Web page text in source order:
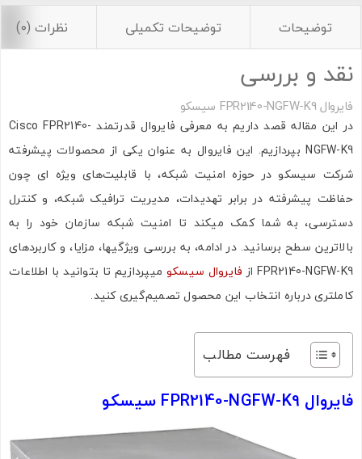
توضیحات توضیحات تکمیلی نظرات (0)
نقد و بررسی
فایروال FPR2140-NGFW-K9 سیسکو
در این مقاله قصد داریم به معرفی فایروال قدرتمند Cisco FPR2140-
NGFW-K9 بپردازیم. این فایروال به عنوان یکی از محصولات پیشرفته
شرکت سیسکو در حوزه امنیت شبکه، با قابلیت‌های ویژه‌ ای چون
حفاظت پیشرفته در برابر تهدیدات، مدیریت ترافیک شبکه، و کنترل
دسترسی، به شما کمک میکند تا امنیت شبکه سازمان خود را به
بالاترین سطح برسانید. در ادامه، به بررسی ویژگیها، مزایا، و کاربردهای
FPR2140-NGFW-K9 از
فایروال سیسکو میپردازیم تا بتوانید با اطلاعات
کاملتری درباره انتخاب این محصول تصمیم‌گیری کنید.
فهرست مطالب
فایروال FPR2140-NGFW-K9 سیسکو